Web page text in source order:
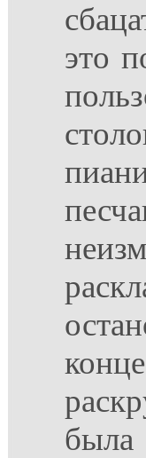
это